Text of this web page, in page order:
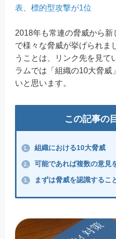
表、標的型攻撃が1位
2018年も常連の脅威から新
で様々な脅威が挙げられま
うことは、リンク先を見て
ラムでは「組織の10大脅威
いと思います。
この記事の
1. 組織における10大脅威
2. 可能であれば複数の意見
3. まずは脅威を認識するこ